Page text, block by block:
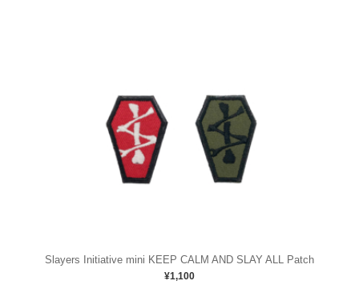
Slayers Initiative mini KEEP CALM AND SLAY ALL Patch
¥1,100